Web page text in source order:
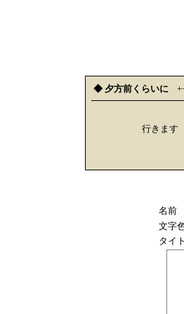
◆ 夕方前くらいに
行きます
名前
文字
タイ